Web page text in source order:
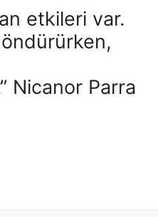
etkileri var.
Nicanor Parra